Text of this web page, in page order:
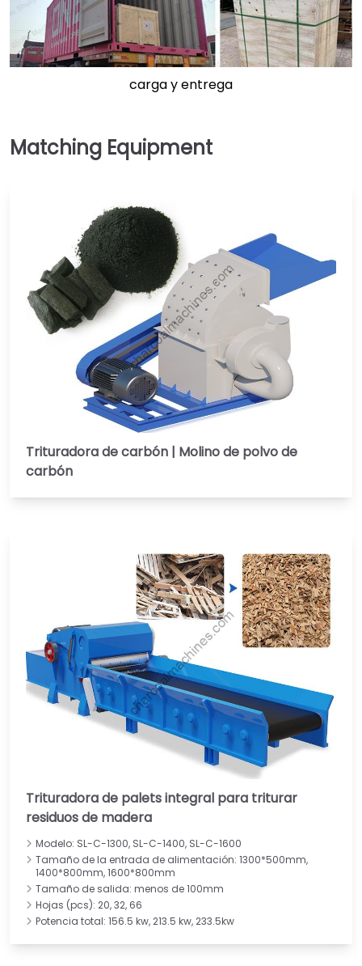
carga y entrega
Trituradora de carbón | Molino de polvo de
carbón
Trituradora de palets integral para triturar
residuos de madera
Modelo: SL-C-1300, SL-C-1400, SL-C-1600
Tamaño de la entrada de alimentación: 1300*500mm,
1400*800mm, 1600*800mm
Tamaño de salida: menos de 100mm
Hojas (pcs): 20, 32, 66
Potencia total: 156.5 kw, 213.5 kw, 233.5kw